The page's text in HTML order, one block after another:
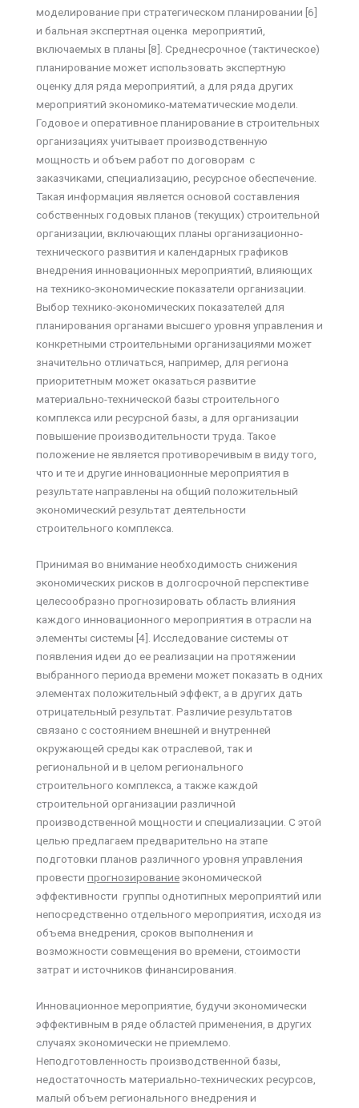
моделирование при стратегическом планировании [6]
и бальная экспертная оценка мероприятий,
включаемых в планы [8]. Среднесрочное (тактическое)
планирование может использовать экспертную
оценку для ряда мероприятий, а для ряда других
мероприятий экономико-математические модели.
Годовое и оперативное планирование в строительных
организациях учитывает производственную
мощность и объем работ по договорам с
заказчиками, специализацию, ресурсное обеспечение.
Такая информация является основой составления
собственных годовых планов (текущих) строительной
организации, включающих планы организационно-
технического развития и календарных графиков
внедрения инновационных мероприятий, влияющих
на технико-экономические показатели организации.
Выбор технико-экономических показателей для
планирования органами высшего уровня управления и
конкретными строительными организациями может
значительно отличаться, например, для региона
приоритетным может оказаться развитие
материально-технической базы строительного
комплекса или ресурсной базы, а для организации
повышение производительности труда. Такое
положение не является противоречивым в виду того,
что и те и другие инновационные мероприятия в
результате направлены на общий положительный
экономический результат деятельности
строительного комплекса.
Принимая во внимание необходимость снижения
экономических рисков в долгосрочной перспективе
целесообразно прогнозировать область влияния
каждого инновационного мероприятия в отрасли на
элементы системы [4]. Исследование системы от
появления идеи до ее реализации на протяжении
выбранного периода времени может показать в одних
элементах положительный эффект, а в других дать
отрицательный результат. Различие результатов
связано с состоянием внешней и внутренней
окружающей среды как отраслевой, так и
региональной и в целом регионального
строительного комплекса, а также каждой
строительной организации различной
производственной мощности и специализации. С этой
целью предлагаем предварительно на этапе
подготовки планов различного уровня управления
провести прогнозированиеэкономической
эффективности группы однотипных мероприятий или
непосредственно отдельного мероприятия, исходя из
объема внедрения, сроков выполнения и
возможности совмещения во времени, стоимости
затрат и источников финансирования.
Инновационное мероприятие, будучи экономически
эффективным в ряде областей применения, в других
случаях экономически не приемлемо.
Неподготовленность производственной базы,
недостаточность материально-технических ресурсов,
малый объем регионального внедрения и